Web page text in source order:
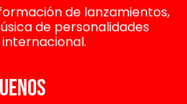
de lanzamientos,
de personalidades